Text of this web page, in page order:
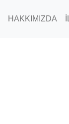
HAKKIMIZDA